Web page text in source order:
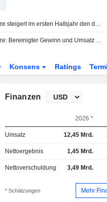
Amrize steigert im ersten Halbjahr den den Aktionären zurechenbaren Nettogewinn und den Umsatz
Amrize: Bereinigter Gewinn und Umsatz steigen im Q2; Ausblick für 2026 angehoben
Konsens Ratings
Finanzen
2026 *
Umsatz 12,45 Mrd.
Nettoergebnis 1,45 Mrd.
Nettoverschuldung 3,49 Mrd.
* Schätzungen Mehr